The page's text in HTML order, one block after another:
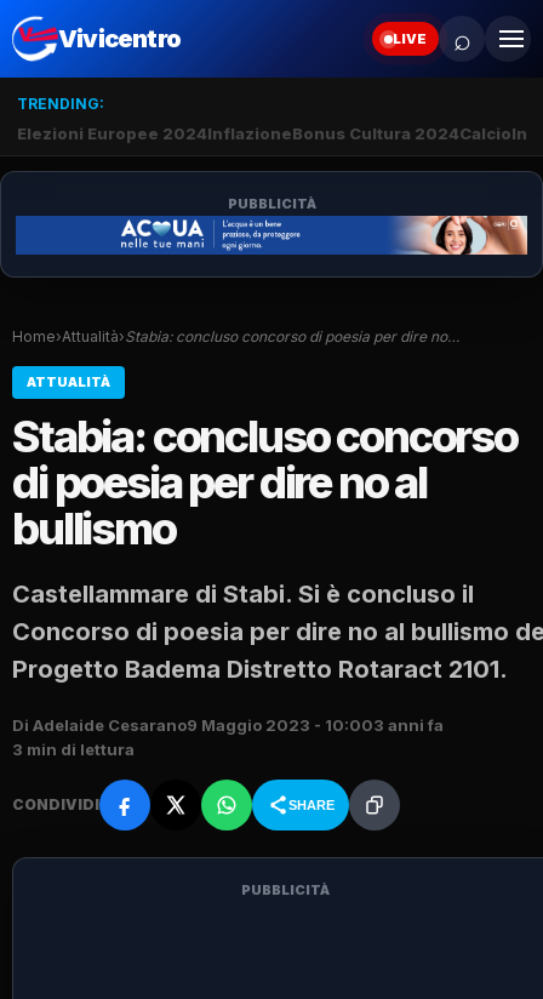
Vivicentro LIVE ⌕
TRENDING:
Elezioni Europee 2024InflazioneBonus Cultura 2024Calcio
PUBBLICITÀ
Home›Attualità›Stabia: concluso concorso di poesia per dire no…
ATTUALITÀ
Stabia: concluso concorso
di poesia per dire no al
bullismo
Castellammare di Stabi. Si è concluso il
Concorso di poesia per dire no al bullismo
Progetto Badema Distretto Rotaract 2101.
Di Adelaide Cesarano9 Maggio 2023 - 10:003 anni fa
3 min di lettura
CONDIVIDI SHARE
PUBBLICITÀ